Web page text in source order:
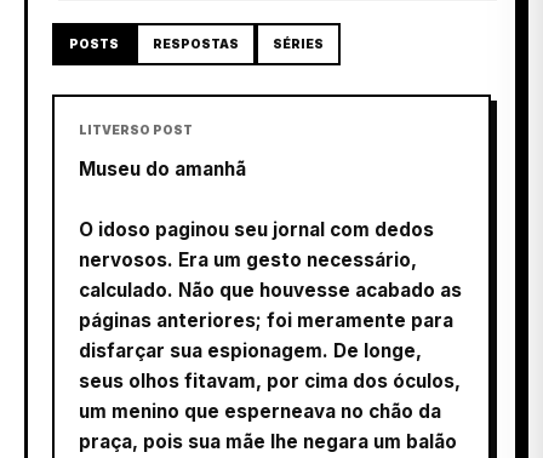
POSTS RESPOSTAS SÉRIES
LITVERSO POST
Museu do amanhã
O idoso paginou seu jornal com dedos
nervosos. Era um gesto necessário,
calculado. Não que houvesse acabado as
páginas anteriores; foi meramente para
disfarçar sua espionagem. De longe,
seus olhos fitavam, por cima dos óculos,
um menino que esperneava no chão da
praça, pois sua mãe lhe negara um balão